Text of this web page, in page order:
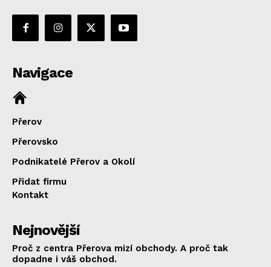
Navigace
Přerov
Přerovsko
Podnikatelé Přerov a Okolí
Přidat firmu
Kontakt
Nejnovější
Proč z centra Přerova mizí obchody. A proč tak
dopadne i váš obchod.